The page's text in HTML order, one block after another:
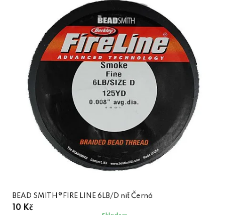
BEAD SMITH®FIRE LINE 6LB/D niť Černá
10 Kč